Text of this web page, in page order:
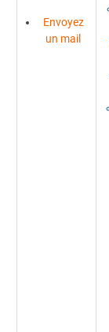
Envoyez
un mail